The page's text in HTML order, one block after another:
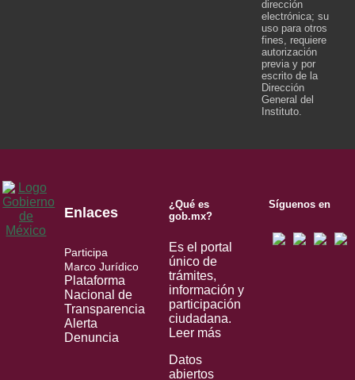
dirección
electrónica; su
uso para otros
fines, requiere
autorización
previa y por
escrito de la
Dirección
General del
Instituto.
Enlaces
Participa
Marco Jurídico
Plataforma
Nacional de
Transparencia
Alerta
Denuncia
¿Qué es
gob.mx?
Es el portal
único de
trámites,
información y
participación
ciudadana.
Leer más
Datos
abiertos
Síguenos en